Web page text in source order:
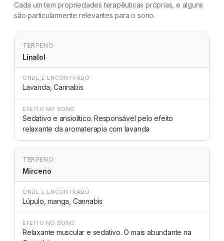
Cada um tem propriedades terapêuticas próprias, e alguns
são particularmente relevantes para o sono.
TERPENO
Linalol
ONDE É ENCONTRADO
Lavanda, Cannabis
EFEITO NO SONO
Sedativo e ansiolítico. Responsável pelo efeito
relaxante da aromaterapia com lavanda
TERPENO
Mirceno
ONDE É ENCONTRADO
Lúpulo, manga, Cannabis
EFEITO NO SONO
Relaxante muscular e sedativo. O mais abundante na